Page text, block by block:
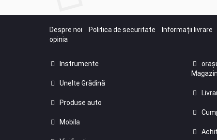
Despre noi Politica de securitate
Informații livrare
opinia
Instrumente
Unelte Grădină
Produse auto
Mobila